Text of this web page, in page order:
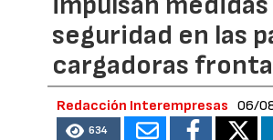
seguridad en las
cargadoras
Redacción Interempresas 06/
634